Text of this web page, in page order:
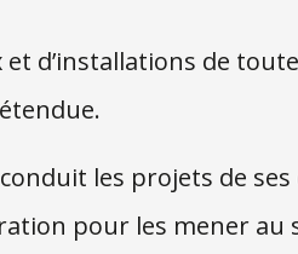
d’installations de
les projets de ses
pour les mener au